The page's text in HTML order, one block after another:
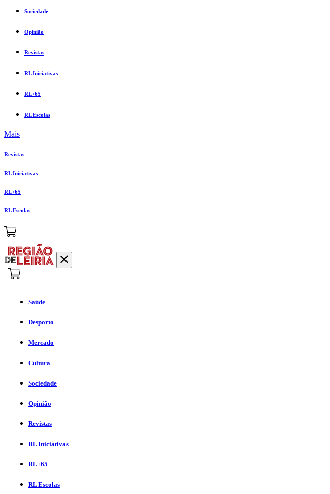
Sociedade
Opinião
Revistas
RL Iniciativas
RL+65
RL Escolas
Mais
Revistas
RL Iniciativas
RL+65
RL Escolas
Saúde
Desporto
Mercado
Cultura
Sociedade
Opinião
Revistas
RL Iniciativas
RL+65
RL Escolas